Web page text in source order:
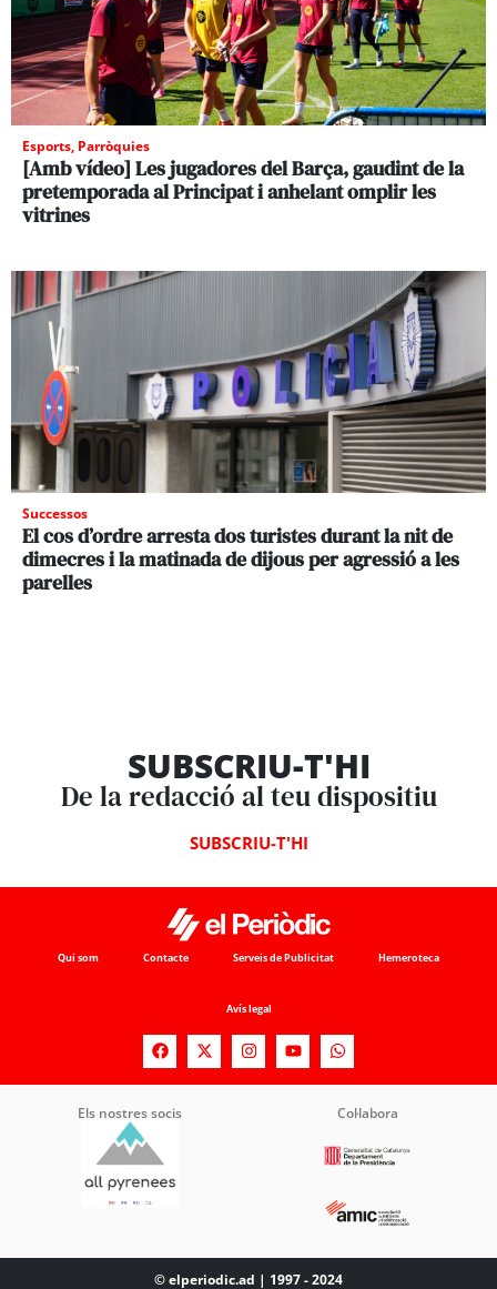
Esports, Parròquies
[Amb vídeo] Les jugadores del Barça, gaudint de la
pretemporada al Principat i anhelant omplir les
vitrines
Successos
El cos d’ordre arresta dos turistes durant la nit de
dimecres i la matinada de dijous per agressió a les
parelles
SUBSCRIU-T'HI
De la redacció al teu dispositiu
SUBSCRIU-T'HI
Qui som Contacte Serveis de Publicitat Hemeroteca
Avís legal
Els nostres socis Col·labora
© elperiodic.ad | 1997 - 2024